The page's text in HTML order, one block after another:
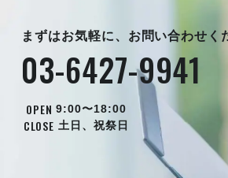
まずはお気軽に、お問い合わせく
03-6427-9941
OPEN 9:00〜18:00
CLOSE 土日、祝祭日